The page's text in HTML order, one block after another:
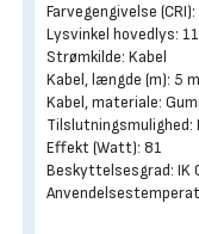
Farvegengivelse
Lysvinkel hovedlys:
Strømkilde: Kabel
Kabel, længde (m): 5 m
Kabel, materiale:
Tilslutningsmulighed:
Effekt (Watt): 81
Beskyttelsesgrad: IK